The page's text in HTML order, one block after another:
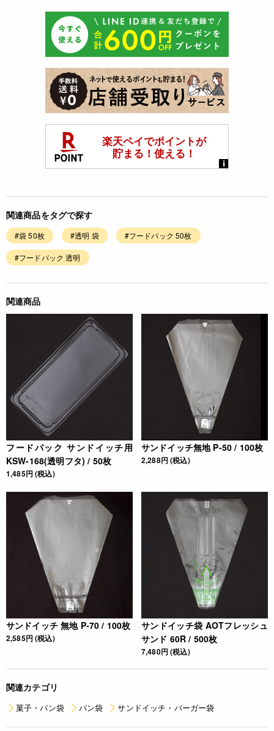
関連商品をタグで探す
#袋 50枚 #透明 袋 #フードパック 50枚
#フードパック 透明
関連商品
フードパック サンドイッチ用
KSW-168(透明フタ) / 50枚
1,485円 (税込)
サンドイッチ無地 P-50 / 100枚
2,288円 (税込)
サンドイッチ 無地 P-70 / 100枚
2,585円 (税込)
サンドイッチ袋 AOTフレッシュ
サンド 60R / 500枚
7,480円 (税込)
関連カテゴリ
菓子・パン袋 パン袋 サンドイッチ・バーガー袋